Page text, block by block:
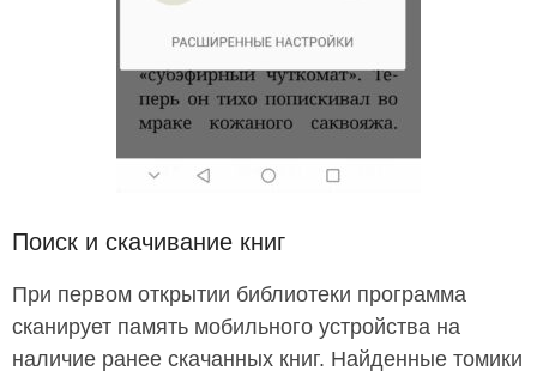
Поиск и скачивание книг
При первом открытии библиотеки программа
сканирует память мобильного устройства на
наличие ранее скачанных книг. Найденные томики